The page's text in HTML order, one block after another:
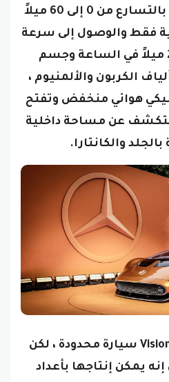
ويسمح ذلك للسيارة بالتسارع من 0 إلى 60 ميلاً
في 2.5 ثانية فقط والوصول إلى سرعة
وجسم
الكربون والألمنيوم ،
هوائي منخفض وتفتح
لتكشف عن مساحة داخلية
والكانتارا.
ولا تزال Vision One-Eleven سيارة محدودة ، لكن
يمكن إنتاجها بأعداد